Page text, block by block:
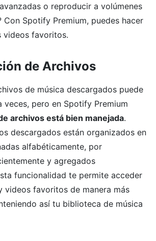
o reproducir a volúmenes
Con Spotify Premium, puedes hacer
videos favoritos.
de Archivos
de música descargados puede
veces, pero en Spotify Premium
archivos está bien manejada.
descargados están organizados en
alfabéticamente, por
y agregados
funcionalidad te permite acceder
videos favoritos de manera más
así tu biblioteca de música